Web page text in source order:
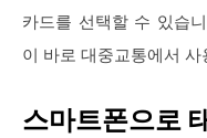
카드를 선택할 수 있습
이 바로 대중교통에서 사
스마트폰으로